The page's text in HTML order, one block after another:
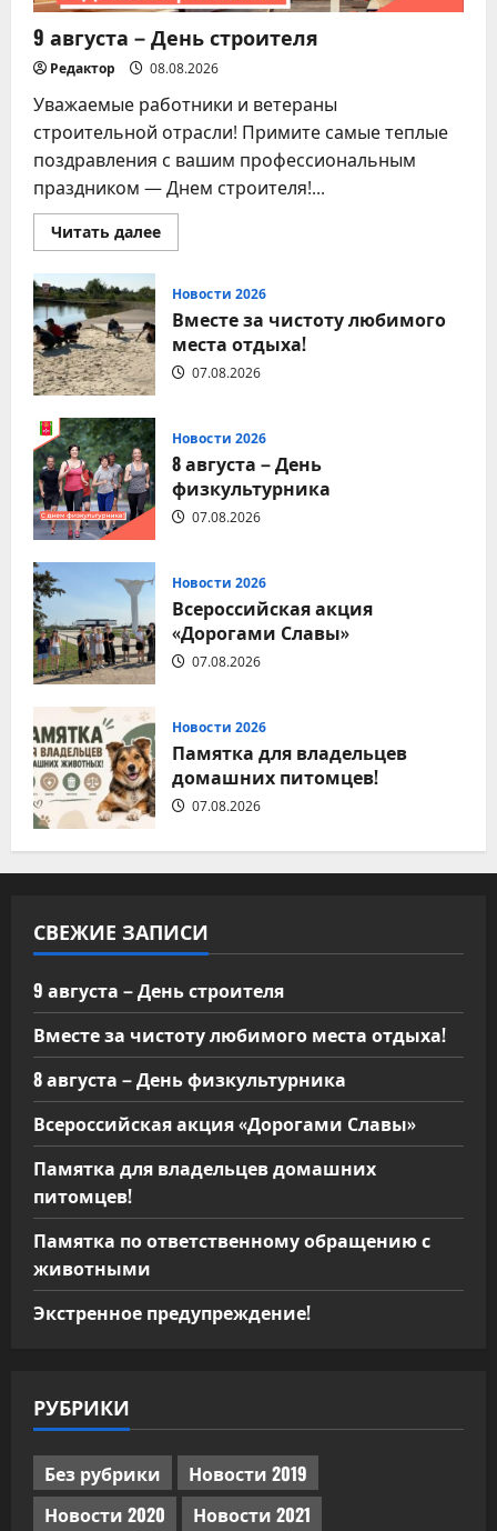
9 августа – День строителя
Редактор 08.08.2026
Уважаемые работники и ветераны
строительной отрасли! Примите самые теплые
поздравления с вашим профессиональным
праздником — Днем строителя!...
Читать далееПрочитать
больше
августа
День
строителя
Новости 2026
Вместе за чистоту любимого
места отдыха!
07.08.2026
Новости 2026
8 августа – День
физкультурника
07.08.2026
Новости 2026
Всероссийская акция
«Дорогами Славы»
07.08.2026
Новости 2026
Памятка для владельцев
домашних питомцев!
07.08.2026
СВЕЖИЕ ЗАПИСИ
9 августа – День строителя
Вместе за чистоту любимого места отдыха!
8 августа – День физкультурника
Всероссийская акция «Дорогами Славы»
Памятка для владельцев домашних
питомцев!
Памятка по ответственному обращению с
животными
Экстренное предупреждение!
РУБРИКИ
Без рубрики
Новости 2019
Новости 2020
Новости 2021